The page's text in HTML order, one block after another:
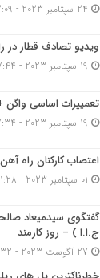
ویدیو تصادف قطار در
تعمییرات اساسی واگن
اعتصاب کارکنان راه
گفتگوی سیدمیعاد
ج.ا.ا ) – روز کارمند